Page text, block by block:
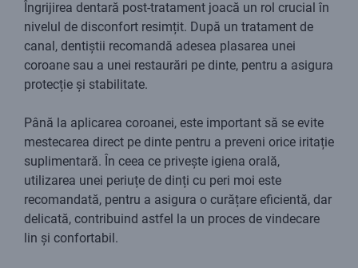
Îngrijirea dentară post-tratament joacă un rol crucial în
nivelul de disconfort resimțit. După un tratament de
canal, dentiștii recomandă adesea plasarea unei
coroane sau a unei restaurări pe dinte, pentru a asigura
protecție și stabilitate.
Până la aplicarea coroanei, este important să se evite
mestecarea direct pe dinte pentru a preveni orice iritație
suplimentară. În ceea ce privește igiena orală,
utilizarea unei periuțe de dinți cu peri moi este
recomandată, pentru a asigura o curățare eficientă, dar
delicată, contribuind astfel la un proces de vindecare
lin și confortabil.